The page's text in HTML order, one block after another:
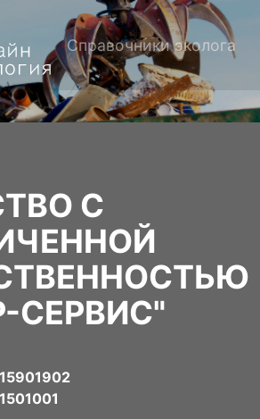
Справочники эколога
С
СЕРВИС"